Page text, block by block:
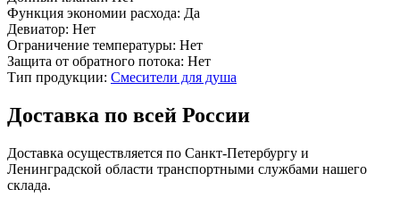
Функция экономии расхода: Да
Девиатор: Нет
Ограничение температуры: Нет
Защита от обратного потока: Нет
Тип продукции: Смесители для душа
Доставка по всей России
Доставка осуществляется по Санкт-Петербургу и
Ленинградской области транспортными службами нашего
склада.